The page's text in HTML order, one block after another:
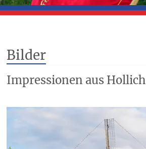
Bilder
Impressionen aus Hollich